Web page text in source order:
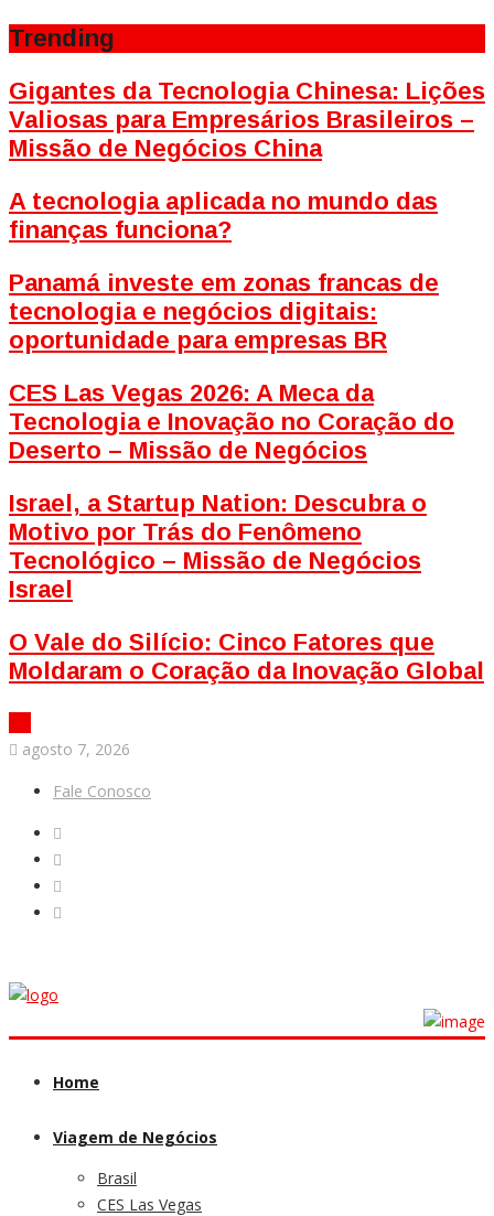
Trending
Gigantes da Tecnologia Chinesa: Lições
Valiosas para Empresários Brasileiros –
Missão de Negócios China
A tecnologia aplicada no mundo das
finanças funciona?
Panamá investe em zonas francas de
tecnologia e negócios digitais:
oportunidade para empresas BR
CES Las Vegas 2026: A Meca da
Tecnologia e Inovação no Coração do
Deserto – Missão de Negócios
Israel, a Startup Nation: Descubra o
Motivo por Trás do Fenômeno
Tecnológico – Missão de Negócios
Israel
O Vale do Silício: Cinco Fatores que
Moldaram o Coração da Inovação Global
agosto 7, 2026
Fale Conosco
Home
Viagem de Negócios
Brasil
CES Las Vegas